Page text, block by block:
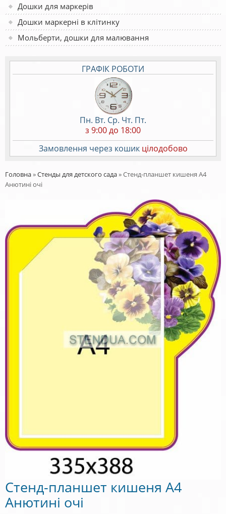
Дошки для маркерів
Дошки маркерні в клітинку
Мольберти, дошки для малювання
ГРАФІК РОБОТИ
Пн. Вт. Ср. Чт. Пт.
з 9:00 до 18:00
Замовлення через кошик цілодобово
Головна»Стенды для детского сада»Стенд-планшет кишеня А4
Анютині очі
Стенд-планшет кишеня А4
Анютині очі